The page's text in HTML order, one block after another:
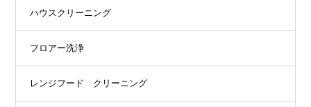
ハウスクリーニング
フロアー洗浄
レンジフード クリーニング